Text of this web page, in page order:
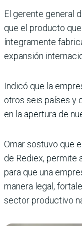
El gerente general
que el producto
íntegramente
expansión
Indicó que la
otros seis países y
en la apertura de
Omar sostuvo que
de Rediex, permite
para que una
manera legal,
sector productivo